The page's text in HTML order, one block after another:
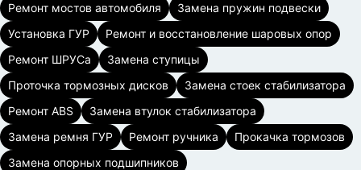
Ремонт мостов автомобиля
Замена пружин подвески
Установка ГУР
Ремонт и восстановление шаровых опор
Ремонт ШРУСа
Замена ступицы
Проточка тормозных дисков
Замена стоек стабилизатора
Ремонт ABS
Замена втулок стабилизатора
Замена ремня ГУР
Ремонт ручника
Прокачка тормозов
Замена опорных подшипников